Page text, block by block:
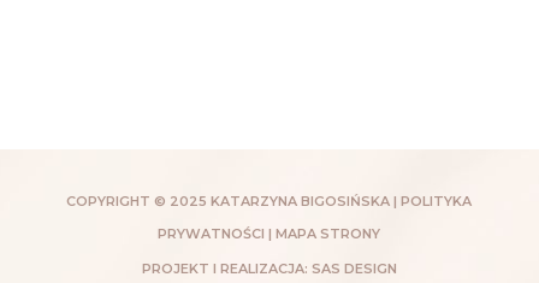
COPYRIGHT © 2025 KATARZYNA BIGOSIŃSKA |POLITYKA
PRYWATNOŚCI |MAPA STRONY
PROJEKT I REALIZACJA: SAS DESIGN